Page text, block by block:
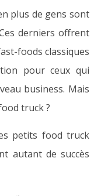
plus de gens sont
derniers offrent
foods classiques
pour ceux qui
business. Mais
truck ?
petits food truck
autant de succès